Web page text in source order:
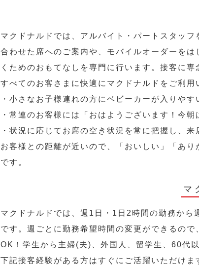
マクドナルドでは、アルバイト・パートスタッ
合わせた席へのご案内や、モバイルオーダーを
くためのおもてなしを専門に行います。接客に
すべてのお客さまに快適にマクドナルドをご利
・小さなお子様連れの方にベビーカーが入りやす
・常連のお客様には「おはようございます！今
・状況に応じてお席の空き状況を常に把握し、
お客様との距離が近いので、「おいしい」「あ
です。
マ
マクドナルドでは、週1日・1日2時間の勤務か
です。週ごとに勤務希望時間の変更ができるの
OK！学生から主婦(夫)、外国人、留学生、60代
下記接客経験がある方はすぐにご活躍いただけま